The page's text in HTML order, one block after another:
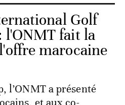
Golf
l'ONMT fait la
marocaine
l’ONMT a présenté
et aux co-